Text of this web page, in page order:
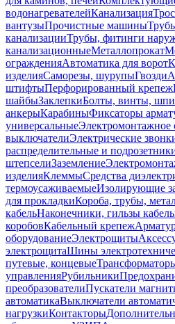
водонагревателейКанализация
вантузыПрочистные машины
канализацииТрубы, фитинги
канализационныеМеталлопрокат
огражденияАвтоматика для ворот
изделияСаморезы, шурупыГвозди
штифтыПерфорированный крепеж
шайбыЗаклепкиБолты, винты,
анкерыКарабиныФиксаторы
универсальныеЭлектромонтажное
выключателиЭлектрические
распределительные и
штепселиЗаземление
изделияКлеммыСредства
термоусаживаемыеИзолирующие
для прокладкиКороба, трубы,
кабельНаконечники, гильзы
коробовКабельный крепеж
оборудованиеЭлектрощиты
электрощитаШины
путевые, концевые
управленияРубильники
преобразователиПускатели
автоматикаВыключатели
нагрузкиКонтакторы